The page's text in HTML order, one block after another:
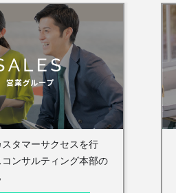
タマーサクセスを行
ンサルティング本部の